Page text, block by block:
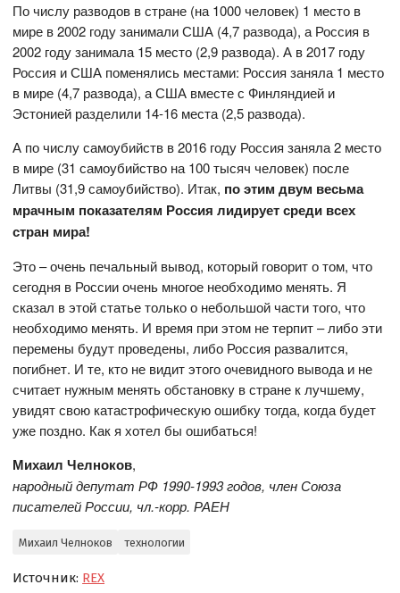
По числу разводов в стране (на 1000 человек) 1 место в
мире в 2002 году занимали США (4,7 развода), а Россия в
2002 году занимала 15 место (2,9 развода). А в 2017 году
Россия и США поменялись местами: Россия заняла 1 место
в мире (4,7 развода), а США вместе с Финляндией и
Эстонией разделили 14-16 места (2,5 развода).
А по числу самоубийств в 2016 году Россия заняла 2 место
в мире (31 самоубийство на 100 тысяч человек) после
Литвы (31,9 самоубийство). Итак, по этим двум весьма
мрачным показателям Россия лидирует среди всех
стран мира!
Это – очень печальный вывод, который говорит о том, что
сегодня в России очень многое необходимо менять. Я
сказал в этой статье только о небольшой части того, что
необходимо менять. И время при этом не терпит – либо эти
перемены будут проведены, либо Россия развалится,
погибнет. И те, кто не видит этого очевидного вывода и не
считает нужным менять обстановку в стране к лучшему,
увидят свою катастрофическую ошибку тогда, когда будет
уже поздно. Как я хотел бы ошибаться!
Михаил Челноков,
народный депутат РФ 1990-1993 годов, член Союза
писателей России, чл.-корр. РАЕН
Михаил Челноков технологии
Источник: REX